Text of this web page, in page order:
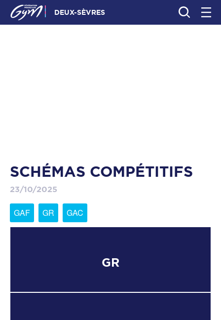
DEUX-SÈVRES
SCHÉMAS COMPÉTITIFS
23/10/2025
GAF GR GAC
GR